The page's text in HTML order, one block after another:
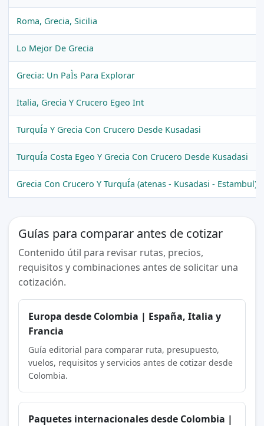
Roma, Grecia, Sicilia
Lo Mejor De Grecia
Grecia: Un PaÌs Para Explorar
Italia, Grecia Y Crucero Egeo Int
TurquÍa Y Grecia Con Crucero Desde Kusadasi
TurquÍa Costa Egeo Y Grecia Con Crucero Desde Kusadasi
Grecia Con Crucero Y TurquÍa (atenas - Kusadasi - Estambul)
Guías para comparar antes de cotizar
Contenido útil para revisar rutas, precios,
requisitos y combinaciones antes de solicitar una
cotización.
Europa desde Colombia | España, Italia y
Francia
Guía editorial para comparar ruta, presupuesto,
vuelos, requisitos y servicios antes de cotizar desde
Colombia.
Paquetes internacionales desde Colombia |